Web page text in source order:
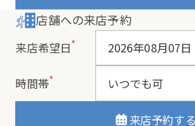
店舗への来店予約
来店希望日*
時間帯*
来店予約する